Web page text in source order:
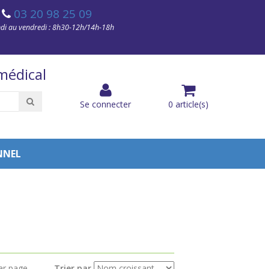
03 20 98 25 09
au vendredi : 8h30-12h/14h-18h
Se connecter 0 article(s)